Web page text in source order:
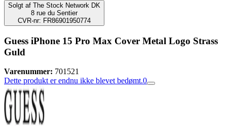
Solgt af The Stock Network DK
8 rue du Sentier
CVR-nr: FR86901950774
Guess iPhone 15 Pro Max Cover Metal Logo Strass
Guld
Varenummer: 701521
Dette produkt er endnu ikke blevet bedømt.0